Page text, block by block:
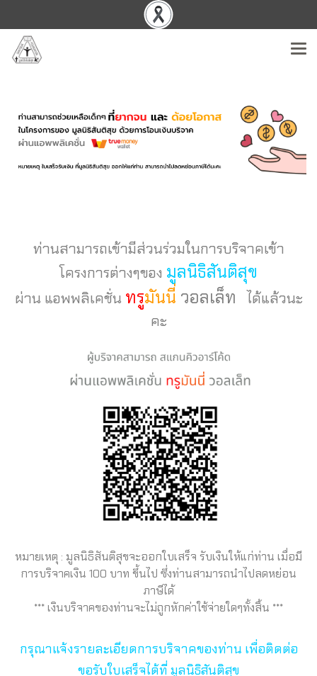
ท่านสามารถเข้ามีส่วนร่วมในการบริจาคเข้า
โครงการต่างๆของ มูลนิธิสันติสุข
ผ่าน แอพพลิเคชั่น ทรูมันนี่ วอลเล็ท ได้แล้วนะ
คะ
หมายเหตุ : มูลนิธิสันติสุขจะออกใบเสร็จ รับเงินให้แก่ท่าน เมื่อมี
การบริจาคเงิน 100 บาท ขึ้นไป ซึ่งท่านสามารถนำไปลดหย่อน
ภาษีได้
*** เงินบริจาคของท่านจะไม่ถูกหักค่าใช้จ่ายใดๆทั้งสิ้น ***
กรุณาแจ้งรายละเอียดการบริจาคของท่าน เพื่อติดต่อ
ขอรับใบเสร็จได้ที่ มูลนิธิสันติสุข